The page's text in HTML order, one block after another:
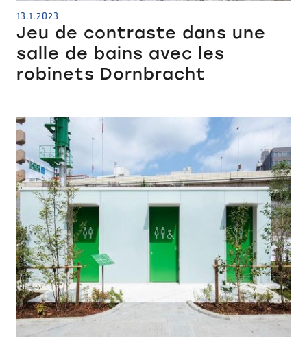
13.1.2023
Jeu de contraste dans une
salle de bains avec les
robinets Dornbracht